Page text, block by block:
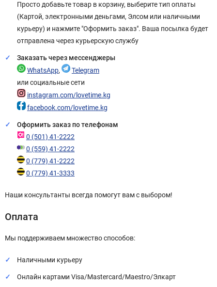
Просто добавьте товар в корзину, выберите тип оплаты
(Картой, электронными деньгами, Элсом или наличными
курьеру) и нажмите "Оформить заказ". Ваша посылка будет
отправлена через курьерскую службу
Заказать через мессенджеры
WhatsApp,
Telegram
или социальные сети
instagram.com/lovetime.kg
facebook.com/lovetime.kg
Оформить заказ по телефонам
0 (501) 41-2222
0 (559) 41-2222
0 (779) 41-2222
0 (779) 41-3333
Наши консультанты всегда помогут вам с выбором!
Оплата
Мы поддерживаем множество способов:
Наличными курьеру
Онлайн картами Visa/Mastercard/Maestro/Элкарт